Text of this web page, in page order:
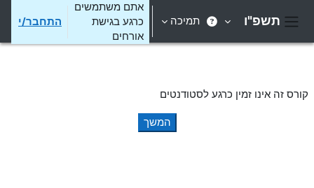
תשפ"ו תמיכה
אתם משתמשים
כרגע בגישת
אורחים
התחבר/י
קורס זה אינו זמין כרגע לסטודנטים
המשך